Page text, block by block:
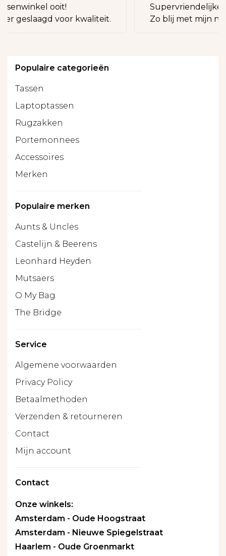
ooit!
geslaagd voor kwaliteit.
Supervriendelijke
Zo blij met mijn
Populaire categorieën
Tassen
Laptoptassen
Rugzakken
Portemonnees
Accessoires
Merken
Populaire merken
Aunts & Uncles
Castelijn & Beerens
Leonhard Heyden
Mutsaers
O My Bag
The Bridge
Service
Algemene voorwaarden
Privacy Policy
Betaalmethoden
Verzenden & retourneren
Contact
Mijn account
Contact
Onze winkels:
Amsterdam - Oude Hoogstraat
Amsterdam - Nieuwe Spiegelstraat
Haarlem - Oude Groenmarkt